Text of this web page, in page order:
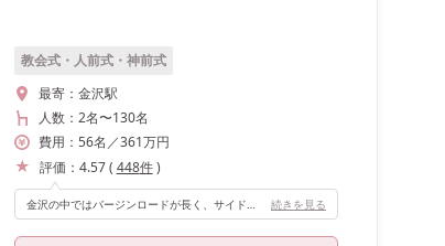
教会式・人前式・神前式
最寄： 金沢駅
人数： 2名〜130名
費用： 56名 ／361万円
評価： 4.57( 448件)
続きを見る